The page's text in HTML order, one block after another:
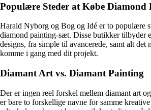
Populære Steder at Købe Diamond
Harald Nyborg og Bog og Idé er to populære
diamond painting-sæt. Disse butikker tilbyder
designs, fra simple til avancerede, samt alt det
komme i gang med dit projekt.
Diamant Art vs. Diamant Painting
Der er ingen reel forskel mellem diamant art
er bare to forskellige navne for samme